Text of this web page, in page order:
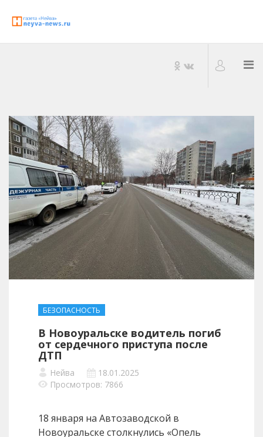
БЕЗОПАСНОСТЬ
В Новоуральске водитель погиб
от сердечного приступа после
ДТП
Нейва
18.01.2025
Просмотров: 7866
18 января на Автозаводской в
Новоуральске столкнулись «Опель